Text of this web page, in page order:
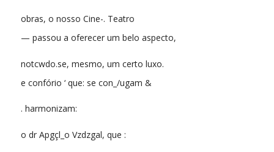
obras, o nosso Cine-. Teatro
— passou a oferecer um belo aspecto,
notcwdo.se, mesmo, um certo luxo.
e confório ‘ que: se con_/ugam &
. harmonizam:
o dr Apgçl_o Vzdzgal, que :